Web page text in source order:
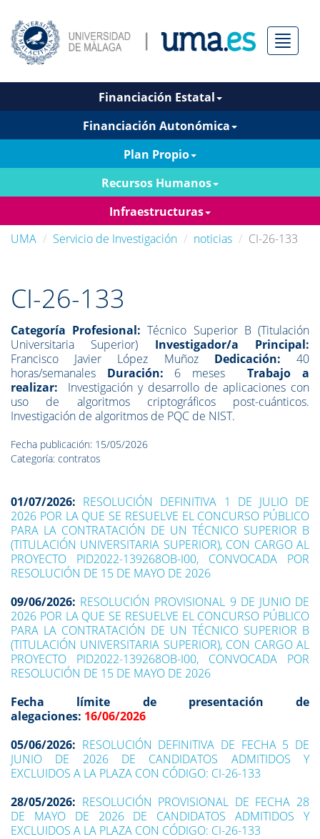
Menú
Financiación Estatal
Financiación Autonómica
Plan Propio
Recursos Humanos
Infraestructuras
UMA
Servicio de Investigación noticias CI-26-133
CI-26-133
Categoría Profesional:Técnico Superior B (Titulación
Universitaria Superior) Investigador/a Principal:
Francisco Javier López Muñoz Dedicación:40
horas/semanales Duración: 6 mesesTrabajo a
realizar:
Investigación y desarrollo de aplicaciones con
uso de algoritmos criptográficos post-cuánticos.
Investigación de algoritmos de PQC de NIST.
Fecha publicación: 15/05/2026
Categoría: contratos
01/07/2026: RESOLUCIÓN DEFINITIVA 1 DE JULIO DE
2026 POR LA QUE SE RESUELVE EL CONCURSO PÚBLICO
PARA LA CONTRATACIÓN DE UN TÉCNICO SUPERIOR B
(TITULACIÓN UNIVERSITARIA SUPERIOR), CON CARGO AL
PROYECTO PID2022-139268OB-I00, CONVOCADA POR
RESOLUCIÓN DE 15 DE MAYO DE 2026
09/06/2026: RESOLUCIÓN PROVISIONAL 9 DE JUNIO DE
2026 POR LA QUE SE RESUELVE EL CONCURSO PÚBLICO
PARA LA CONTRATACIÓN DE UN TÉCNICO SUPERIOR B
(TITULACIÓN UNIVERSITARIA SUPERIOR), CON CARGO AL
PROYECTO PID2022-139268OB-I00, CONVOCADA POR
RESOLUCIÓN DE 15 DE MAYO DE 2026
Fecha límite de presentación de
alegaciones: 16/06/2026
05/06/2026: RESOLUCIÓN DEFINITIVA DE FECHA 5 DE
JUNIO DE 2026 DE CANDIDATOS ADMITIDOS Y
EXCLUIDOS A LA PLAZA CON CÓDIGO: CI-26-133
28/05/2026: RESOLUCIÓN PROVISIONAL DE FECHA 28
DE MAYO DE 2026 DE CANDIDATOS ADMITIDOS Y
EXCLUIDOS A LA PLAZA CON CÓDIGO: CI-26-133